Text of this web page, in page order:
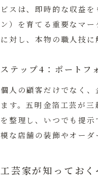
ビスは、即時的な収益
ン）を育てる重要なマ
に対し、本物の職人技
ステップ4：ポートフ
個人の顧客だけでなく
ます。五明金箔工芸が
を整理し、いつでも提
模な店舗の装飾やオーダ
工芸家が知ってお